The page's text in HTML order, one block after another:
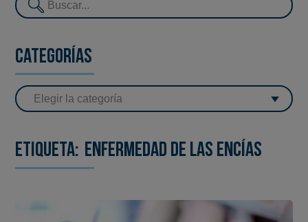
Categorías
Etiqueta: Enfermedad de las encías